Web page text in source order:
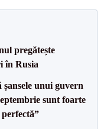
pregătește
în Rusia
unui guvern
sunt foarte